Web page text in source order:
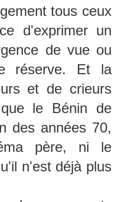
tous ceux
d'exprimer un
de vue ou
réserve. Et la
et de crieurs
le Bénin de
des années 70,
père, ni le
n'est déjà plus